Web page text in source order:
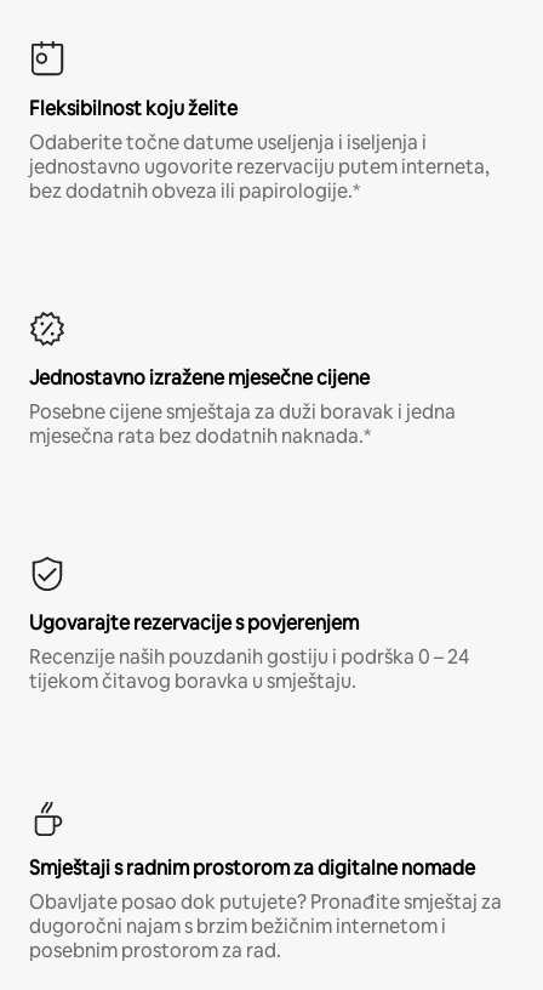
Fleksibilnost koju želite
Odaberite točne datume useljenja i iseljenja i
jednostavno ugovorite rezervaciju putem interneta,
bez dodatnih obveza ili papirologije.*
Jednostavno izražene mjesečne cijene
Posebne cijene smještaja za duži boravak i jedna
mjesečna rata bez dodatnih naknada.*
Ugovarajte rezervacije s povjerenjem
Recenzije naših pouzdanih gostiju i podrška 0 – 24
tijekom čitavog boravka u smještaju.
Smještaji s radnim prostorom za digitalne nomade
Obavljate posao dok putujete? Pronađite smještaj za
dugoročni najam s brzim bežičnim internetom i
posebnim prostorom za rad.